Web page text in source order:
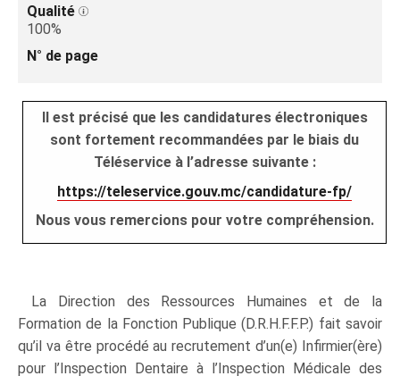
Qualité
100%
N° de page
Il est précisé que les candidatures électroniques
sont fortement recommandées par le biais du
Téléservice à l’adresse suivante :
https://teleservice.gouv.mc/candidature-fp/
Nous vous remercions pour votre compréhension.
La Direction des Ressources Humaines et de la
Formation de la Fonction Publique (D.R.H.F.F.P.) fait savoir
qu’il va être procédé au recrutement d’un(e) Infirmier(ère)
pour l’Inspection Dentaire à l’Inspection Médicale des